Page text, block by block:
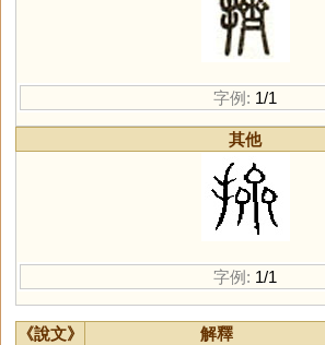
字例: 1/1
其他
字例: 1/1
《說文》 解釋